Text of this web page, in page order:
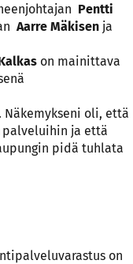
Pentti
Aarre Mäkisen ja
on mainittava
oli, että
palveluihin ja että
pidä tuhlata
on